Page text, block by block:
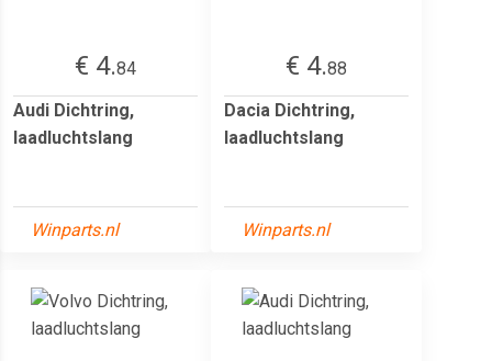
€ 4.84
Audi Dichtring,
laadluchtslang
Winparts.nl
€ 4.88
Dacia Dichtring,
laadluchtslang
Winparts.nl